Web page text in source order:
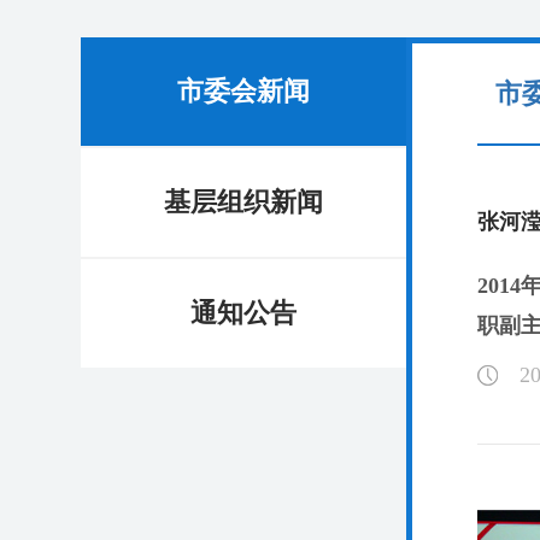
市委会新闻
基层组织新闻
通知公告
市
张河
2014
职副